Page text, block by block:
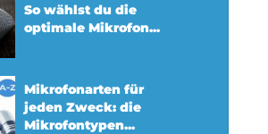
So wählst du die
optimale Mikrofon...
Mikrofonarten für
jeden Zweck: die
Mikrofontypen...